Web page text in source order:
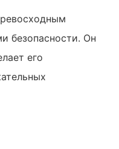
безопасности. Он
его